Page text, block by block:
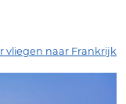
vliegen naar Frankrijk